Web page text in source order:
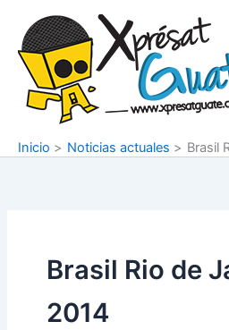
contenido
Inicio Noticias actuales Brasil
Brasil Rio de
2014